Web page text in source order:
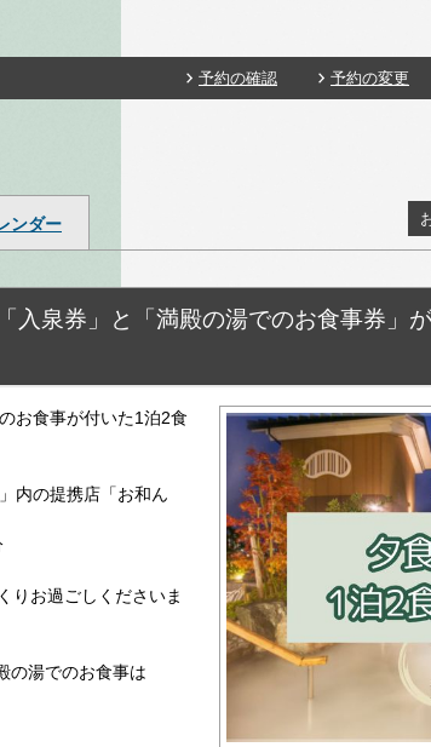
予約の確認 予約の変更
ンダー
入泉券」と「満殿の湯でのお食事券
お食事が付いた1泊2食
内の提携店「お和ん
りお過ごしくださいま
の湯でのお食事は